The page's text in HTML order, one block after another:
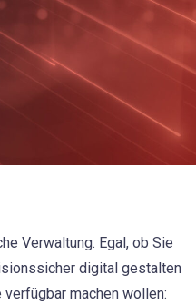
Verwaltung. Egal, ob Sie
digital gestalten
machen wollen: